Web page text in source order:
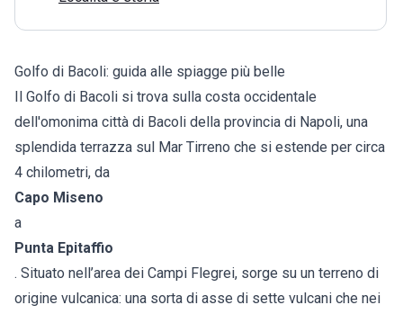
Golfo di Bacoli: guida alle spiagge più belle
Il Golfo di Bacoli si trova sulla costa occidentale
dell'omonima città di Bacoli della provincia di Napoli, una
splendida terrazza sul Mar Tirreno che si estende per circa
4 chilometri, da
Capo Miseno
a
Punta Epitaffio
. Situato nell’area dei Campi Flegrei, sorge su un terreno di
origine vulcanica: una sorta di asse di sette vulcani che nei